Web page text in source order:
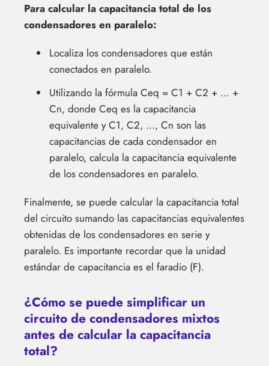
Para calcular la capacitancia total de los
condensadores en paralelo:
Localiza los condensadores que están
conectados en paralelo.
Utilizando la fórmula Ceq = C1 + C2 + ... +
Cn, donde Ceq es la capacitancia
equivalente y C1, C2, ..., Cn son las
capacitancias de cada condensador en
paralelo, calcula la capacitancia equivalente
de los condensadores en paralelo.
Finalmente, se puede calcular la capacitancia total
del circuito sumando las capacitancias equivalentes
obtenidas de los condensadores en serie y
paralelo. Es importante recordar que la unidad
estándar de capacitancia es el faradio (F).
¿Cómo se puede simplificar un
circuito de condensadores mixtos
antes de calcular la capacitancia
total?